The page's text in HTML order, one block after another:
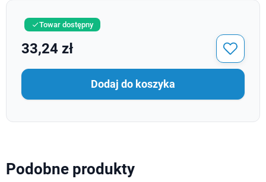
Towar dostępny
33,24 zł
Dodaj do koszyka
Podobne produkty